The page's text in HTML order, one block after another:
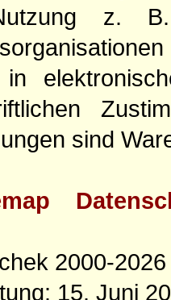
z.
in
sind
2000-2026
15. Juni